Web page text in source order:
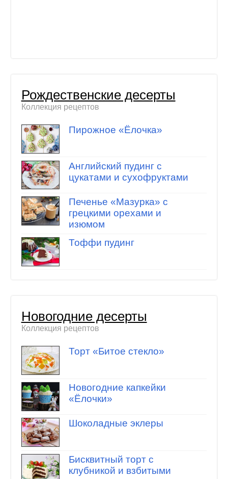
Рождественские десерты
Коллекция рецептов
Пирожное «Ёлочка»
Английский пудинг с
цукатами и сухофруктами
Печенье «Мазурка» с
грецкими орехами и
изюмом
Тоффи пудинг
Новогодние десерты
Коллекция рецептов
Торт «Битое стекло»
Новогодние капкейки
«Ёлочки»
Шоколадные эклеры
Бисквитный торт с
клубникой и взбитыми